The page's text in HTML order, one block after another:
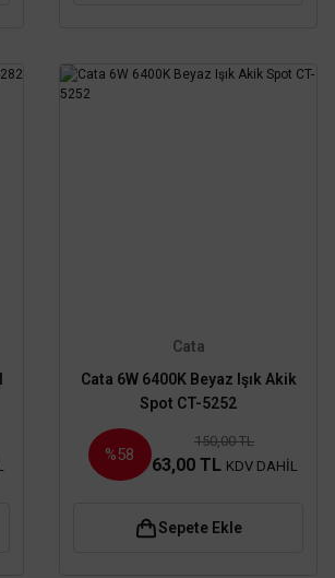
Cata
Cata 6W 6400K Beyaz Işık Akik
Spot CT-5252
%58
150,00 TL
63,00 TL KDV DAHİL
Sepete Ekle